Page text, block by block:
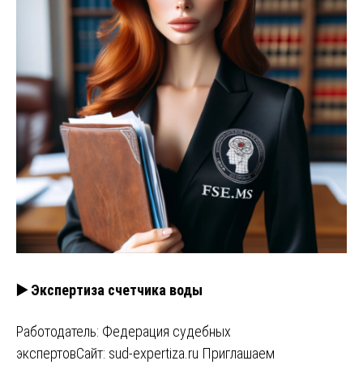
▶️ Экспертиза счетчика воды
Работодатель: Федерация судебных
экспертовСайт: sud-expertiza.ru Приглашаем